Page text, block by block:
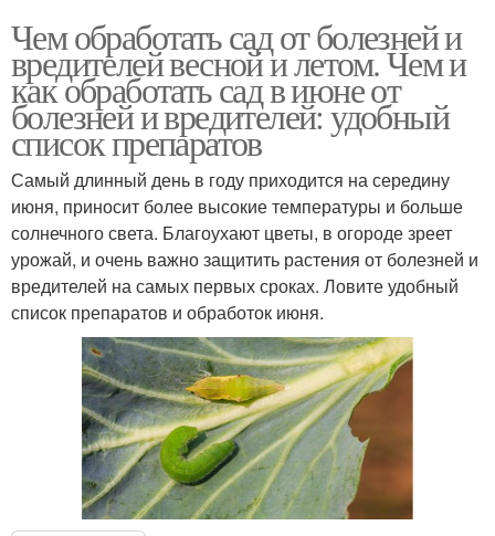
Чем обработать сад от болезней и
вредителей весной и летом. Чем и
как обработать сад в июне от
болезней и вредителей: удобный
список препаратов
Самый длинный день в году приходится на середину
июня, приносит более высокие температуры и больше
солнечного света. Благоухают цветы, в огороде зреет
урожай, и очень важно защитить растения от болезней и
вредителей на самых первых сроках. Ловите удобный
список препаратов и обработок июня.